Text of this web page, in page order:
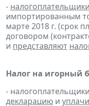
- налогоплательщики
импортированным
марте 2018 г. (срок
договором
и представляют
Налог на игорный
- налогоплательщики
декларацию и